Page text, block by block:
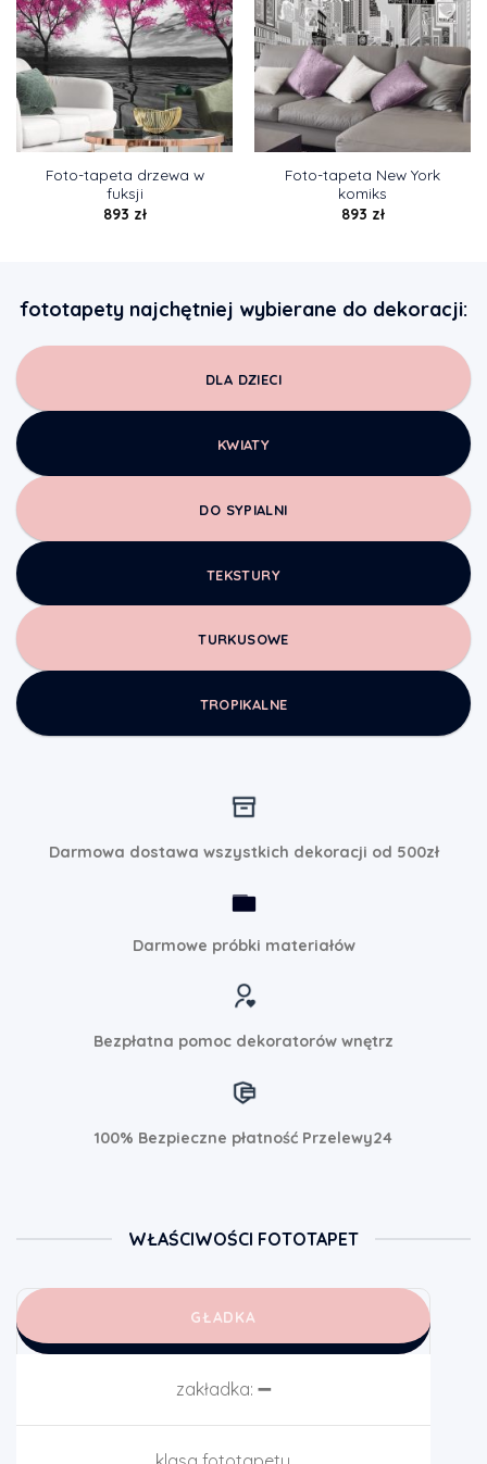
Foto-tapeta drzewa w
fuksji
893 zł
Foto-tapeta New York
komiks
893 zł
fototapety najchętniej wybierane do dekoracji:
DLA DZIECI
KWIATY
DO SYPIALNI
TEKSTURY
TURKUSOWE
TROPIKALNE
Darmowa dostawa wszystkich dekoracji od 500zł
Darmowe próbki materiałów
Bezpłatna pomoc dekoratorów wnętrz
100% Bezpieczne płatność Przelewy24
WŁAŚCIWOŚCI FOTOTAPET
GŁADKA
zakładka: ➖